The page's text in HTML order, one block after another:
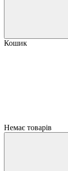
Кошик
Немає товарів